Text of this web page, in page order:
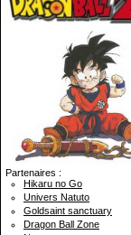
Partenaires :
Hikaru no Go
Univers Natuto
Goldsaint sanctuary
Dragon Ball Zone